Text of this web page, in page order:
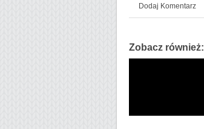
Dodaj Komentarz
Zobacz również: